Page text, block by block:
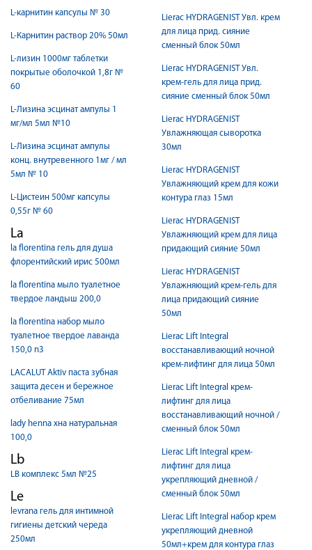
L-карнитин капсулы № 30
L-Карнитин раствор 20% 50мл
L-лизин 1000мг таблетки
покрытые оболочкой 1,8г №
60
L-Лизина эсцинат ампулы 1
мг/мл 5мл №10
L-Лизина эсцинат ампулы
конц. внутревенного 1мг / мл
5мл № 10
L-Цистеин 500мг капсулы
0,55г № 60
La
la florentina гель для душа
флорентийский ирис 500мл
la florentina мыло туалетное
твердое ландыш 200,0
la florentina набор мыло
туалетное твердое лаванда
150,0 n3
LACALUT Aktiv паста зубная
защита десен и бережное
отбеливание 75мл
lady henna хна натуральная
100,0
Lb
LB комплекс 5мл №25
Le
levrana гель для интимной
гигиены детский череда
250мл
Lierac HYDRAGENIST Увл. крем
для лица прид. сияние
сменный блок 50мл
Lierac HYDRAGENIST Увл.
крем-гель для лица прид.
сияние сменный блок 50мл
Lierac HYDRAGENIST
Увлажняющая сыворотка
30мл
Lierac HYDRAGENIST
Увлажняющий крем для кожи
контура глаз 15мл
Lierac HYDRAGENIST
Увлажняющий крем для лица
придающий сияние 50мл
Lierac HYDRAGENIST
Увлажняющий крем-гель для
лица придающий сияние
50мл
Lierac Lift Integral
восстанавливающий ночной
крем-лифтинг для лица 50мл
Lierac Lift Integral крем-
лифтинг для лица
восстанавливающий ночной /
сменный блок 50мл
Lierac Lift Integral крем-
лифтинг для лица
укрепляющий дневной /
сменный блок 50мл
Lierac Lift Integral набор крем
укрепляющий дневной
50мл+крем для контура глаз